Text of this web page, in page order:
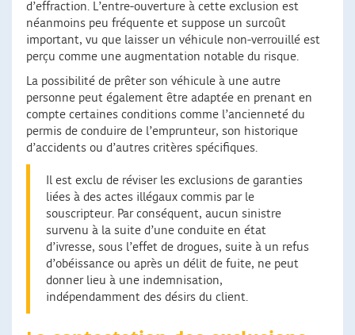
d’effraction. L’entre-ouverture à cette exclusion est
néanmoins peu fréquente et suppose un surcoût
important, vu que laisser un véhicule non-verrouillé est
perçu comme une augmentation notable du risque.
La possibilité de prêter son véhicule à une autre
personne peut également être adaptée en prenant en
compte certaines conditions comme l’ancienneté du
permis de conduire de l’emprunteur, son historique
d’accidents ou d’autres critères spécifiques.
Il est exclu de réviser les exclusions de garanties
liées à des actes illégaux commis par le
souscripteur. Par conséquent, aucun sinistre
survenu à la suite d’une conduite en état
d’ivresse, sous l’effet de drogues, suite à un refus
d’obéissance ou après un délit de fuite, ne peut
donner lieu à une indemnisation,
indépendamment des désirs du client.